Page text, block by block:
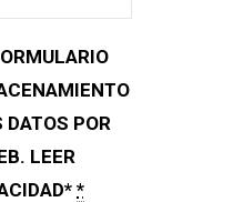
DATOS POR
LEER
*